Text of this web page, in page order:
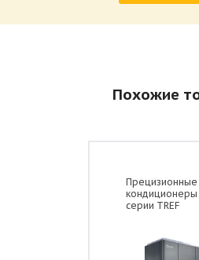
Похожие
Прецизионные
кондиционеры
серии TREF